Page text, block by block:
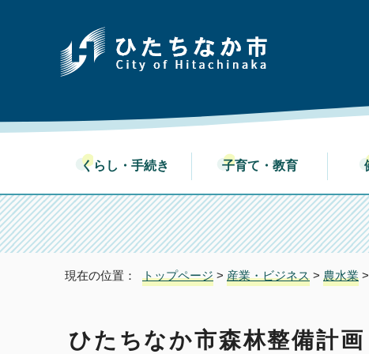
くらし・手続き 子育て・教育
現在の位置： トップページ > 産業・ビジネス > 農水業 >
ひたちなか市森林整備計画